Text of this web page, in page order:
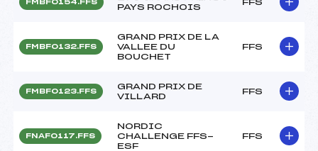
FMBF0154.FFS
PAYS ROCHOIS
FFS
FMBF0132.FFS
GRAND PRIX DE LA
VALLEE DU
BOUCHET
FFS
FMBF0123.FFS
GRAND PRIX DE
VILLARD
FFS
FNAF0117.FFS
NORDIC
CHALLENGE FFS-
ESF
FFS